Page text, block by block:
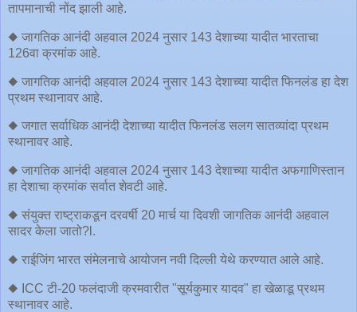
तापमानाची नोंद झाली आहे.
◆ जागतिक आनंदी अहवाल 2024 नुसार 143 देशाच्या यादीत भारताचा
126वा क्रमांक आहे.
◆ जागतिक आनंदी अहवाल 2024 नुसार 143 देशाच्या यादीत फिनलंड हा देश
प्रथम स्थानावर आहे.
◆ जगात सर्वाधिक आनंदी देशाच्या यादीत फिनलंड सलग सातव्यांदा प्रथम
स्थानावर आहे.
◆ जागतिक आनंदी अहवाल 2024 नुसार 143 देशाच्या यादीत अफगाणिस्तान
हा देशाचा क्रमांक सर्वात शेवटी आहे.
◆ संयुक्त राष्ट्राकडून दरवर्षी 20 मार्च या दिवशी जागतिक आनंदी अहवाल
सादर केला जातो?l.
◆ राईजिंग भारत संमेलनाचे आयोजन नवी दिल्ली येथे करण्यात आले आहे.
◆ ICC टी-20 फलंदाजी क्रमवारीत "सूर्यकुमार यादव" हा खेळाडू प्रथम
स्थानावर आहे.